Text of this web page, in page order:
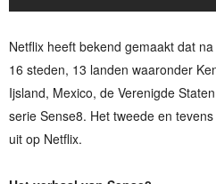
Netflix heeft bekend gemaakt dat
16 steden, 13 landen waaronder
Ijsland, Mexico, de Verenigde
serie Sense8. Het tweede en
uit op Netflix.